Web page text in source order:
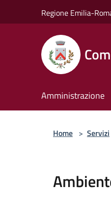
Regione Emilia-
Amministrazione
Home > Servizi